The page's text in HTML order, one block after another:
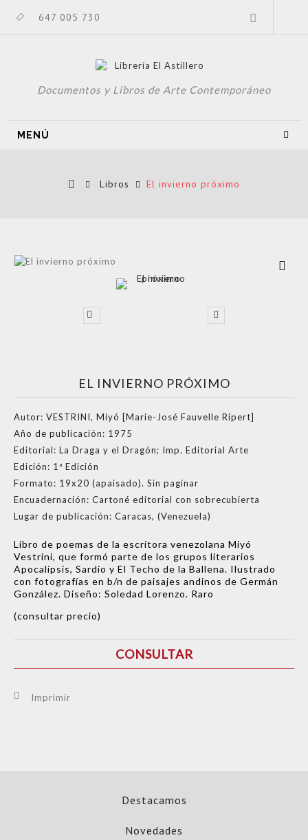
647 005 730
Documentos y Libros de Arte Contemporáneo
MENÚ
Libros El invierno próximo
EL INVIERNO PRÓXIMO
Autor: VESTRINI, Miyó [Marie-José Fauvelle Ripert]
Año de publicación: 1975
Editorial: La Draga y el Dragón; Imp. Editorial Arte
Edición: 1ª Edición
Formato: 19x20 (apaisado). Sin paginar
Encuadernación: Cartoné editorial con sobrecubierta
Lugar de publicación: Caracas, (Venezuela)
Libro de poemas de la escritora venezolana Miyó
Vestrini, que formó parte de los grupos literarios
Apocalipsis, Sardio y El Techo de la Ballena. Ilustrado
con fotografías en b/n de paisajes andinos de Germán
González. Diseño: Soledad Lorenzo. Raro
(consultar precio)
CONSULTAR
Imprimir
Destacamos
Novedades